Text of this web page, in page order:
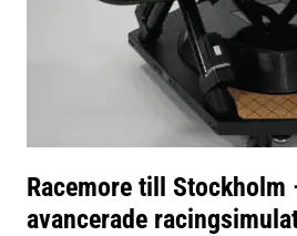
Racemore till Stockholm
avancerade